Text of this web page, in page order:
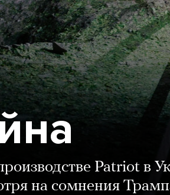
Patriot в
на сомнения